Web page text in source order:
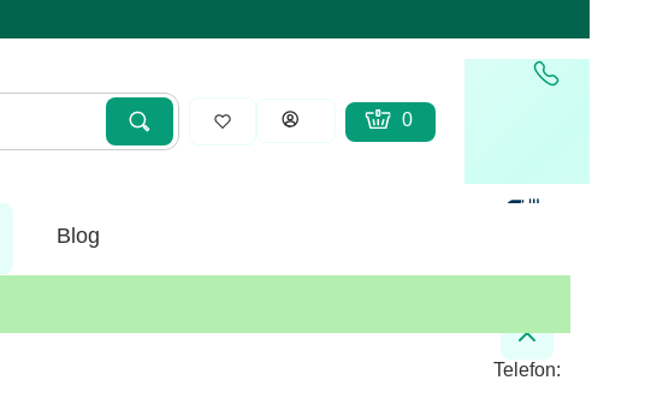
WyczyśćSzukaj Zaloguj się
Produkty w koszyku: 0. Zobacz
Koszyk
Telefon:
Blog